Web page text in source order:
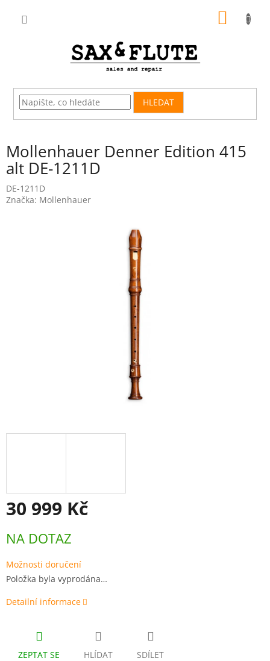
HLEDAT
Mollenhauer Denner Edition 415
alt DE-1211D
DE-1211D
Značka: Mollenhauer
30 999 Kč
cena:
NA DOTAZ
Možnosti doručení
Položka byla vyprodána…
Detailní informace
ZEPTAT SE HLÍDAT SDÍLET